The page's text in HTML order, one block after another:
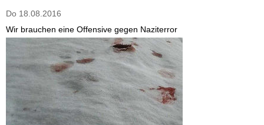
Do 18.08.2016
Wir brauchen eine Offensive gegen Naziterror